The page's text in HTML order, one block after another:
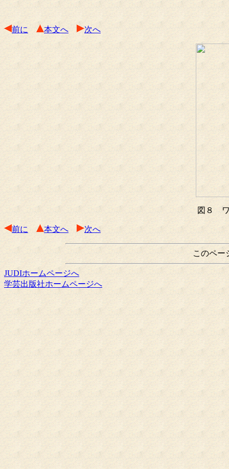
前に 本文へ 次へ
図８ ワ
前に 本文へ 次へ
このペー
JUDIホームページへ
学芸出版社ホームページへ